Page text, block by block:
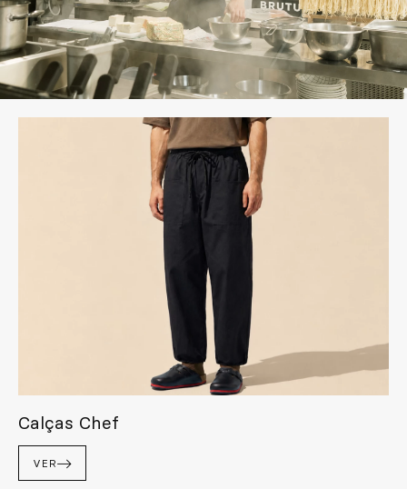
Inspire-se
Procurar
EN FR
Calças Chef
VER